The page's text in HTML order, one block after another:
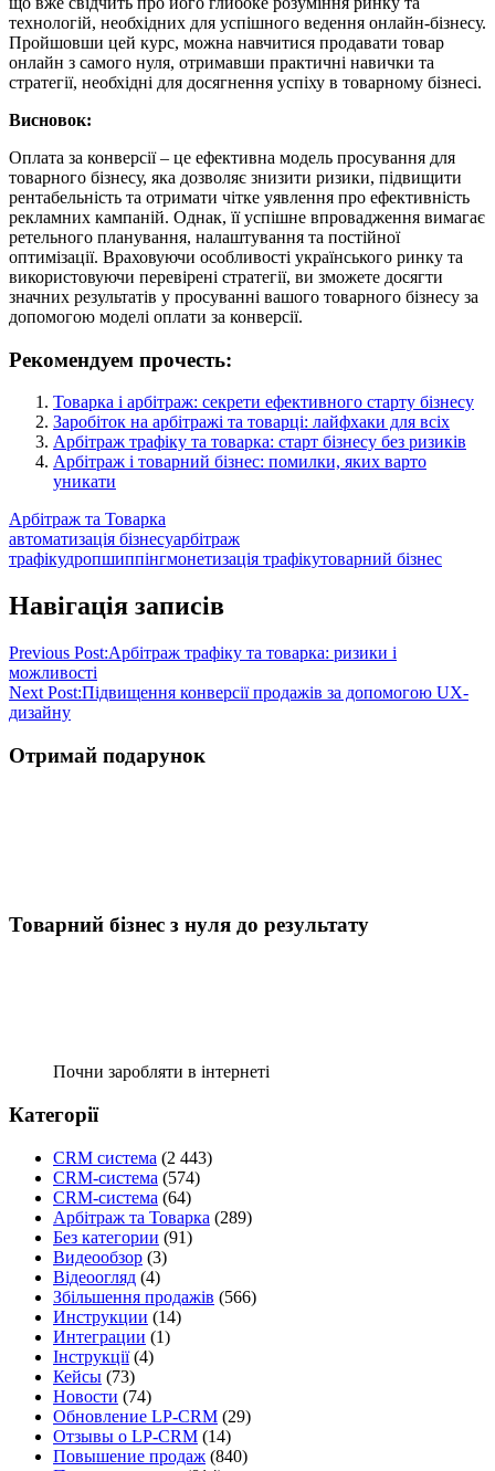
технологій, необхідних для успішного ведення онлайн-бізнесу.
Пройшовши цей курс, можна навчитися продавати товар
онлайн з самого нуля, отримавши практичні навички та
стратегії, необхідні для досягнення успіху в товарному бізнесі.
Висновок:
Оплата за конверсії – це ефективна модель просування для
товарного бізнесу, яка дозволяє знизити ризики, підвищити
рентабельність та отримати чітке уявлення про ефективність
рекламних кампаній. Однак, її успішне впровадження вимагає
ретельного планування, налаштування та постійної
оптимізації. Враховуючи особливості українського ринку та
використовуючи перевірені стратегії, ви зможете досягти
значних результатів у просуванні вашого товарного бізнесу за
допомогою моделі оплати за конверсії.
Рекомендуем прочесть:
Товарка і арбітраж: секрети ефективного старту бізнесу
Заробіток на арбітражі та товарці: лайфхаки для всіх
Арбітраж трафіку та товарка: старт бізнесу без ризиків
Арбітраж і товарний бізнес: помилки, яких варто
уникати
Арбітраж та Товарка
автоматизація бізнесуарбітраж
трафікудропшиппінгмонетизація трафікутоварний бізнес
Навігація записів
Previous Post:Арбітраж трафіку та товарка: ризики і
можливості
Next Post:Підвищення конверсії продажів за допомогою UX-
дизайну
Отримай подарунок
Товарний бізнес з нуля до результату
Почни заробляти в інтернеті
Категорії
CRM система (2 443)
CRM-система (574)
CRM-система (64)
Арбітраж та Товарка (289)
Без категории (91)
Видеообзор (3)
Відеоогляд (4)
Збільшення продажів (566)
Инструкции (14)
Интеграции (1)
Інструкції(4)
Кейсы (73)
Новости (74)
Обновление LP-CRM (29)
Отзывы о LP-CRM (14)
Повышение продаж (840)